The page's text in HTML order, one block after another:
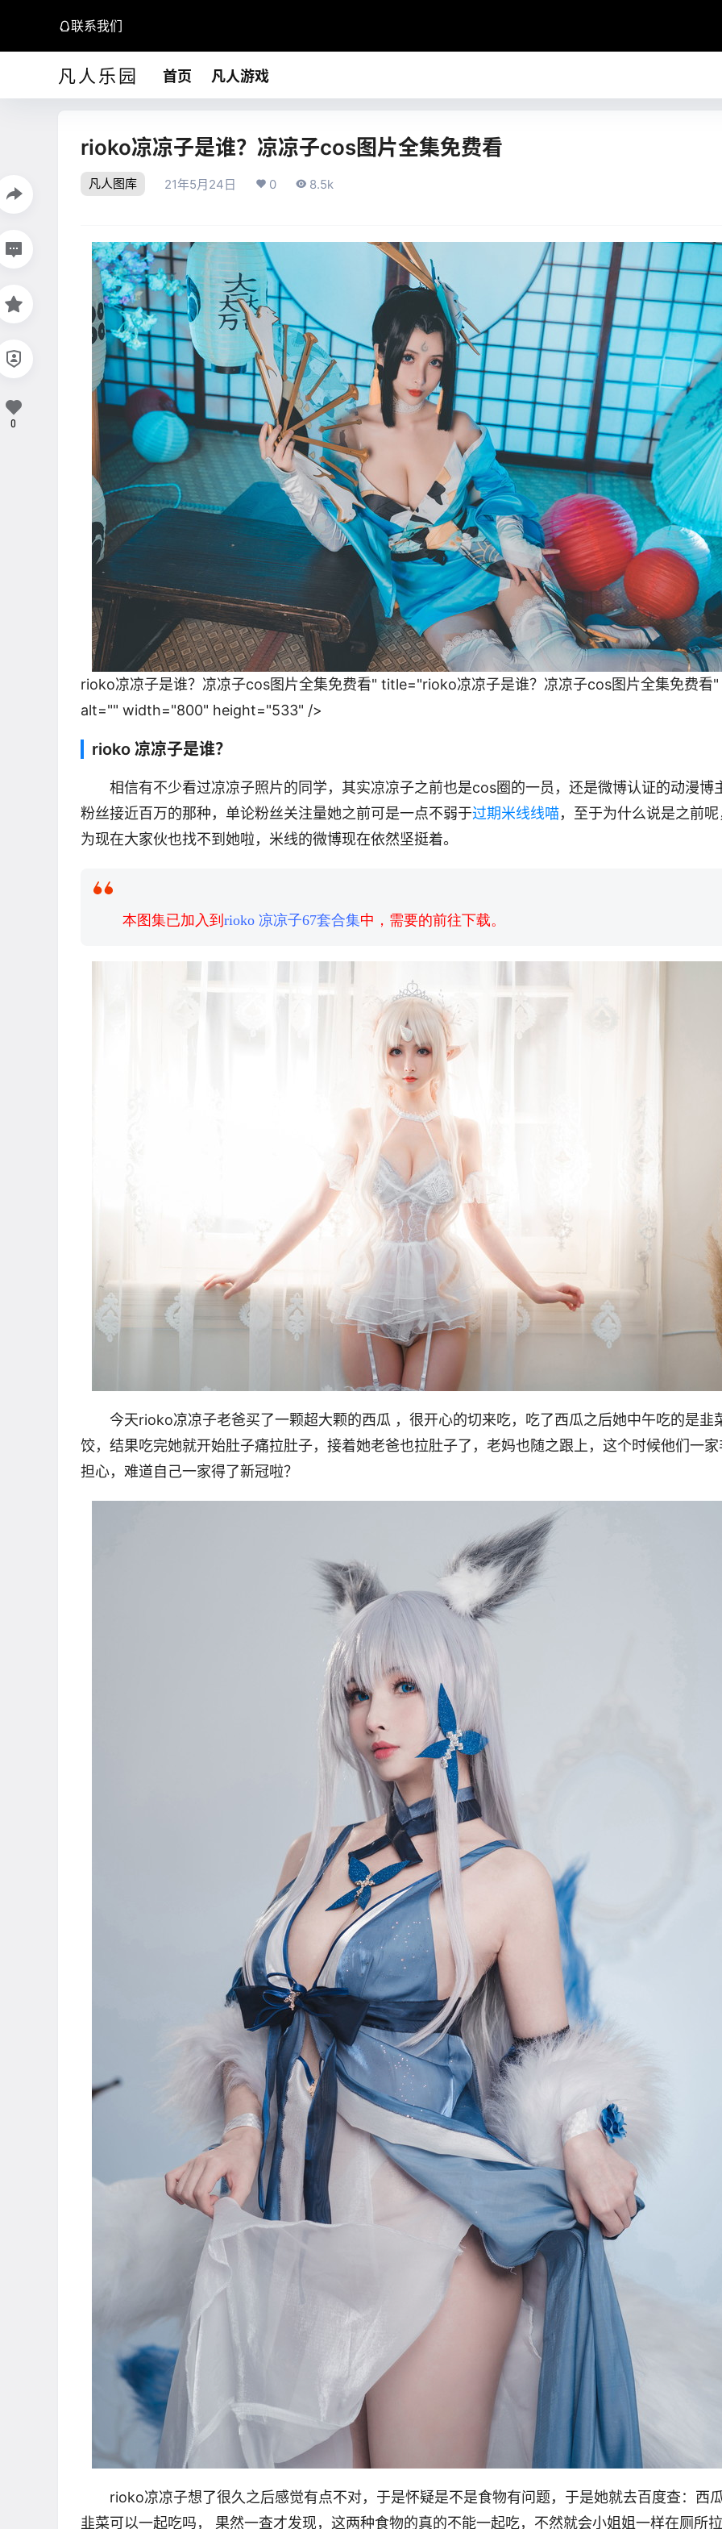
联系我们
凡人乐园 首页 凡人游戏
rioko凉凉子是谁？凉凉子cos图片全集免费看
凡人图库 21年5月24日 0 8.5k
rioko凉凉子是谁？凉凉子cos图片全集免费看" title="rioko凉凉子是谁？凉凉子cos图片全集免费看"
alt="" width="800" height="533" />
rioko 凉凉子是谁？
相信有不少看过凉凉子照片的同学，其实凉凉子之前也是cos圈的一员，还是微博认证的动漫博
粉丝接近百万的那种，单论粉丝关注量她之前可是一点不弱于过期米线线喵，至于为什么说是之前
为现在大家伙也找不到她啦，米线的微博现在依然坚挺着。
本图集已加入到 rioko 凉凉子67套合集中，需要的前往下载。
今天rioko凉凉子老爸买了一颗超大颗的西瓜 ，很开心的切来吃，吃了西瓜之后她中午吃的是韭
饺，结果吃完她就开始肚子痛拉肚子，接着她老爸也拉肚子了，老妈也随之跟上，这个时候他们一
担心，难道自己一家得了新冠啦？
rioko凉凉子想了很久之后感觉有点不对，于是怀疑是不是食物有问题，于是她就去百度查：西
韭菜可以一起吃吗， 果然一查才发现，这两种食物的真的不能一起吃，不然就会小姐姐一样在厕所
0